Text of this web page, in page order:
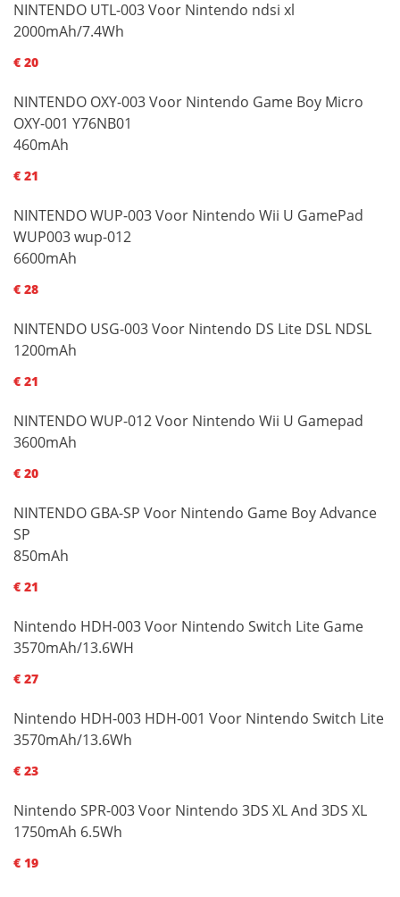
NINTENDO UTL-003 Voor Nintendo ndsi xl
2000mAh/7.4Wh
€ 20
NINTENDO OXY-003 Voor Nintendo Game Boy Micro
OXY-001 Y76NB01
460mAh
€ 21
NINTENDO WUP-003 Voor Nintendo Wii U GamePad
WUP003 wup-012
6600mAh
€ 28
NINTENDO USG-003 Voor Nintendo DS Lite DSL NDSL
1200mAh
€ 21
NINTENDO WUP-012 Voor Nintendo Wii U Gamepad
3600mAh
€ 20
NINTENDO GBA-SP Voor Nintendo Game Boy Advance
SP
850mAh
€ 21
Nintendo HDH-003 Voor Nintendo Switch Lite Game
3570mAh/13.6WH
€ 27
Nintendo HDH-003 HDH-001 Voor Nintendo Switch Lite
3570mAh/13.6Wh
€ 23
Nintendo SPR-003 Voor Nintendo 3DS XL And 3DS XL
1750mAh 6.5Wh
€ 19